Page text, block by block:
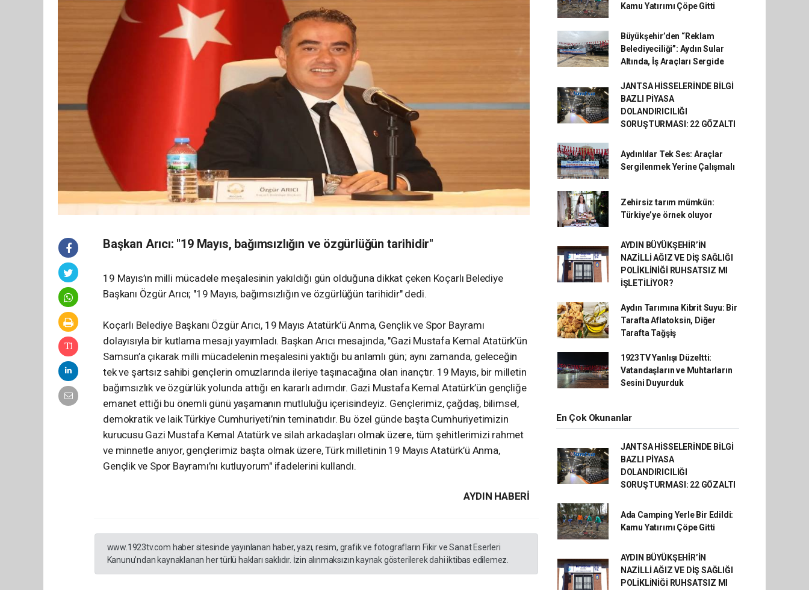
Başkan Arıcı: "19 Mayıs, bağımsızlığın ve özgürlüğün tarihidir"
19 Mayıs’ın milli mücadele meşalesinin yakıldığı gün olduğuna dikkat çeken Koçarlı Belediye
Başkanı Özgür Arıcı; "19 Mayıs, bağımsızlığın ve özgürlüğün tarihidir" dedi.
Koçarlı Belediye Başkanı Özgür Arıcı, 19 Mayıs Atatürk’ü Anma, Gençlik ve Spor Bayramı
dolayısıyla bir kutlama mesajı yayımladı. Başkan Arıcı mesajında, "Gazi Mustafa Kemal Atatürk’ün
Samsun’a çıkarak milli mücadelenin meşalesini yaktığı bu anlamlı gün; aynı zamanda, geleceğin
tek ve şartsız sahibi gençlerin omuzlarında ileriye taşınacağına olan inançtır. 19 Mayıs, bir milletin
bağımsızlık ve özgürlük yolunda attığı en kararlı adımdır. Gazi Mustafa Kemal Atatürk’ün gençliğe
emanet ettiği bu önemli günü yaşamanın mutluluğu içerisindeyiz. Gençlerimiz, çağdaş, bilimsel,
demokratik ve laik Türkiye Cumhuriyeti’nin teminatıdır. Bu özel günde başta Cumhuriyetimizin
kurucusu Gazi Mustafa Kemal Atatürk ve silah arkadaşları olmak üzere, tüm şehitlerimizi rahmet
ve minnetle anıyor, gençlerimiz başta olmak üzere, Türk milletinin 19 Mayıs Atatürk’ü Anma,
Gençlik ve Spor Bayramı’nı kutluyorum" ifadelerini kullandı.
AYDIN HABERİ
www.1923tv.com haber sitesinde yayınlanan haber, yazı, resim, grafik ve fotografların Fikir ve Sanat Eserleri
Kanunu’ndan kaynaklanan her türlü hakları saklıdır. İzin alınmaksızın kaynak gösterilerek dahi iktibas edilemez.
Kamu Yatırımı Çöpe Gitti
Büyükşehir’den “Reklam
Belediyeciliği”: Aydın Sular
Altında, İş Araçları Sergide
JANTSA HİSSELERİNDE BİLGİ
BAZLI PİYASA
DOLANDIRICILIĞI
SORUŞTURMASI: 22 GÖZALTI
Aydınlılar Tek Ses: Araçlar
Sergilenmek Yerine Çalışmalı
Zehirsiz tarım mümkün:
Türkiye’ye örnek oluyor
AYDIN BÜYÜKŞEHİR’İN
NAZİLLİ AĞIZ VE DİŞ SAĞLIĞI
POLİKLİNİĞİ RUHSATSIZ MI
İŞLETİLİYOR?
Aydın Tarımına Kibrit Suyu: Bir
Tarafta Aflatoksin, Diğer
Tarafta Tağşiş
1923TV Yanlışı Düzeltti:
Vatandaşların ve Muhtarların
Sesini Duyurduk
En Çok Okunanlar
JANTSA HİSSELERİNDE BİLGİ
BAZLI PİYASA
DOLANDIRICILIĞI
SORUŞTURMASI: 22 GÖZALTI
Ada Camping Yerle Bir Edildi:
Kamu Yatırımı Çöpe Gitti
AYDIN BÜYÜKŞEHİR’İN
NAZİLLİ AĞIZ VE DİŞ SAĞLIĞI
POLİKLİNİĞİ RUHSATSIZ MI